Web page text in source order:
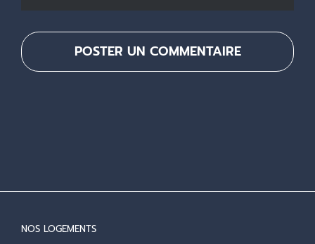
NOS LOGEMENTS